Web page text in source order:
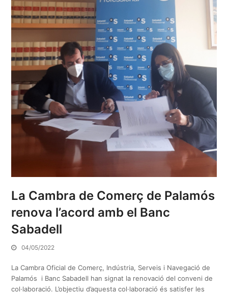
La Cambra de Comerç de Palamós
renova l’acord amb el Banc
Sabadell
04/05/2022
La Cambra Oficial de Comerç, Indústria, Serveis i Navegació de
Palamós i Banc Sabadell han signat la renovació del conveni de
col·laboració. L’objectiu d’aquesta col·laboració és satisfer les